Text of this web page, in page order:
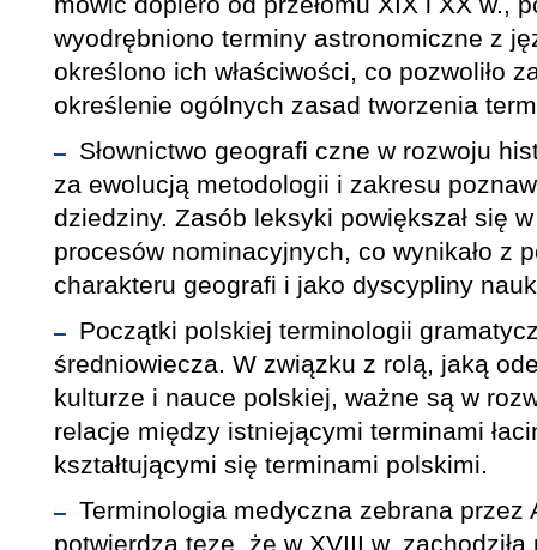
wyodrębniono terminy astronomiczne z
określono ich właściwości, co pozwoliło
określenie ogólnych zasad tworzenia
Słownictwo geografi czne w rozwoju
za ewolucją metodologii i zakresu
dziedziny. Zasób leksyki powiększał się
procesów nominacyjnych, co wynikało z
charakteru geografi i jako dyscypliny
Początki polskiej terminologii
średniowiecza. W związku z rolą, jaką
kulturze i nauce polskiej, ważne są w
relacje między istniejącymi terminami
kształtującymi się terminami polskimi.
Terminologia medyczna zebrana przez
potwierdza tezę, że w XVIII w.